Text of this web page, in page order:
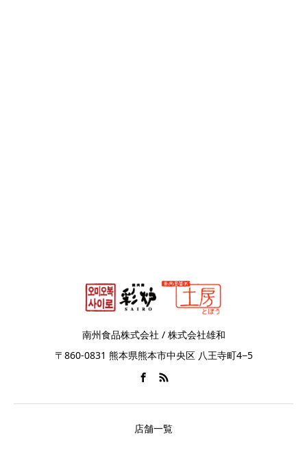
南州食品株式会社 / 株式会社雄和
〒860-0831 熊本県熊本市中央区 八王寺町4−5
店舗一覧